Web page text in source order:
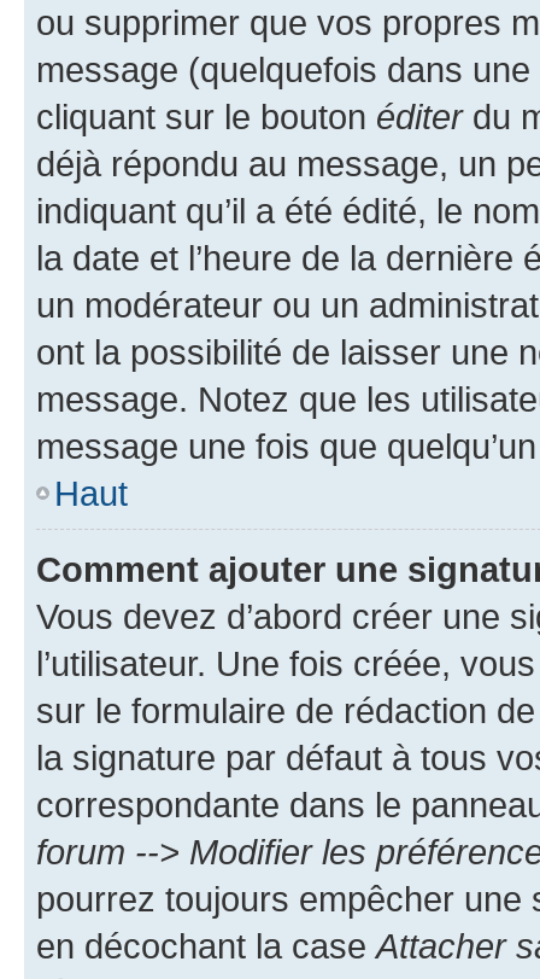
ou supprimer que vos propres
message (quelquefois dans
cliquant sur le bouton éditerdu
déjà répondu au message, un
indiquant qu’il a été édité, le
la date et l’heure de la dernière
un modérateur ou un
ont la possibilité de laisser une
message. Notez que les
message une fois que
Haut
Comment ajouter une
Vous devez d’abord créer une
l’utilisateur. Une fois créée,
sur le formulaire de rédaction
la signature par défaut à tous
correspondante dans le
forum --> Modifier les
pourrez toujours empêcher une
en décochant la case Attacher